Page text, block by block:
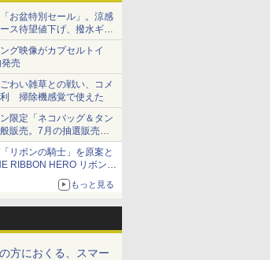
お盆特別セール」。涼感
ス待望値下げ、撥水ギア
グ映像がカプセルトイ
売
わい雑草との戦い、コメ
利 掃除機感覚で使えた
限定「ネコバッグ＆タン
販売。7月の抽選販売の
リボンの騎士」を原案と
RIBBON HERO リボンヒ
もっと見る
方におくる、スマー